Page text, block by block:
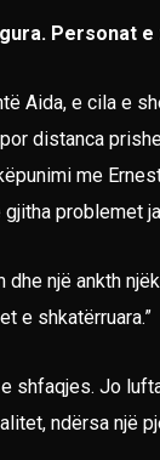
Personat e
Aida, e cila e
distanca
me
problemet
një ankth
e shkatërruara.”
shfaqjes. Jo
ndërsa një